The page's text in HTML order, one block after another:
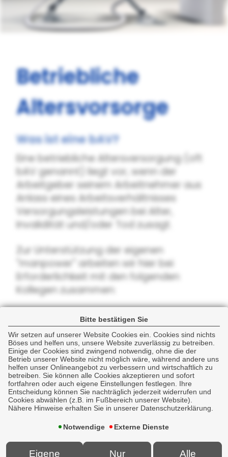
Bitte bestätigen Sie
Wir setzen auf unserer Website Cookies ein. Cookies sind nichts
Böses und helfen uns, unsere Website zuverlässig zu betreiben.
Einige der Cookies sind zwingend notwendig, ohne die der
Betrieb unserer Website nicht möglich wäre, während andere uns
helfen unser Onlineangebot zu verbessern und wirtschaftlich zu
betreiben. Sie können alle Cookies akzeptieren und sofort
fortfahren oder auch eigene Einstellungen festlegen. Ihre
Entscheidung können Sie nachträglich jederzeit widerrufen und
Cookies abwählen (z.B. im Fußbereich unserer Website).
Nähere Hinweise erhalten Sie in unserer Datenschutzerklärung.
Notwendige Externe Dienste
Eigene
Nur
Alle
Betriebliche
Altersvorsorge
Was ist eine bAV?
Eine betriebliche Altersversorgung (oft
bAV genannt) liegt vor, wenn der
Arbeitgeber seinem Arbeitnehmer aus
Anlass eines Arbeitsverhältnisses
Versorgungsleistungen bei Alter,
Invalidität und/oder Tod zusagt.
Zur Unterstützung der eigenen
"manpower" arbeiten wir hier bei
Erforderlichkeit mit den folgenden
Kollegen zusammen:
bAV Innovationspartner GmbH in
74078 Heilbronn
Pensionszusagen
Kanzlei Kolodzik